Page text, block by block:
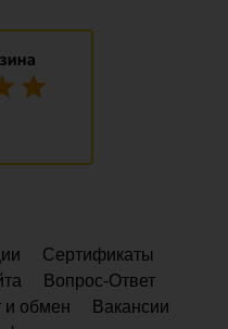
Сертификаты
Вопрос-Ответ
и обмен
Вакансии